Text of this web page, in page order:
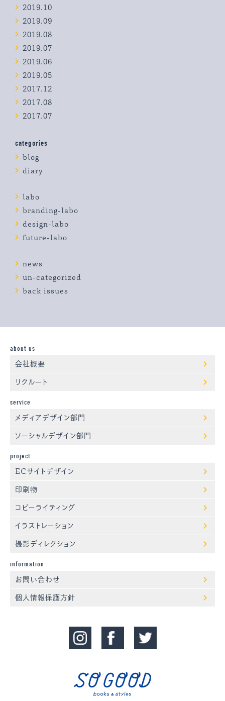
2019.10
2019.09
2019.08
2019.07
2019.06
2019.05
2017.12
2017.08
2017.07
categories
blog
diary
labo
branding-labo
design-labo
future-labo
news
un-categorized
back issues
about us
会社概要
リクルート
service
メディアデザイン部門
ソーシャルデザイン部門
project
ECサイトデザイン
印刷物
コピーライティング
イラストレーション
撮影ディレクション
information
お問い合わせ
個人情報保護方針